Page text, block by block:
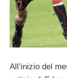
All’inizio del